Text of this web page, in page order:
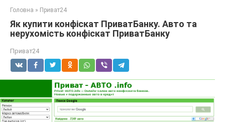
Головна » Приват24
Як купити конфіскат ПриватБанку. Авто та
нерухомість конфіскат ПриватБанку
Приват24